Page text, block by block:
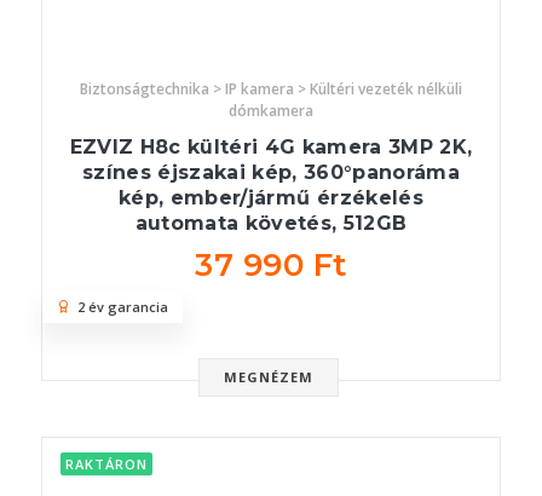
Biztonságtechnika > IP kamera > Kültéri vezeték nélküli
dómkamera
EZVIZ H8c kültéri 4G kamera 3MP 2K,
színes éjszakai kép, 360°panoráma
kép, ember/jármű érzékelés
automata követés, 512GB
37 990 Ft
MEGNÉZEM
2 év garancia
RAKTÁRON